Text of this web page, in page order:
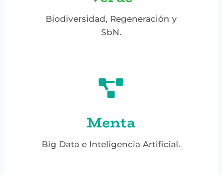
Biodiversidad, Regeneración y
SbN.
Menta
Big Data e Inteligencia Artificial.